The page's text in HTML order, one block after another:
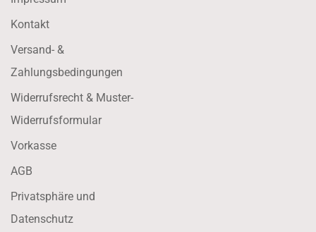
Kontakt
Versand- &
Zahlungsbedingungen
Widerrufsrecht & Muster-
Widerrufsformular
Vorkasse
AGB
Privatsphäre und
Datenschutz